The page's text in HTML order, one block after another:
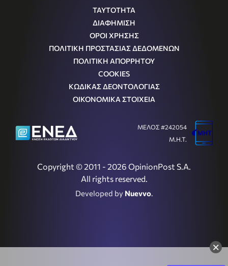
×
ΤΑΥΤΟΤΗΤΑ
ΔΙΑΦΗΜΙΣΗ
ΟΡΟΙ ΧΡΗΣΗΣ
ΠΟΛΙΤΙΚΗ ΠΡΟΣΤΑΣΙΑΣ ΔΕΔΟΜΕΝΩΝ
ΠΟΛΙΤΙΚΗ ΑΠΟΡΡΗΤΟΥ
COOKIES
ΚΩΔΙΚΑΣ ΔΕΟΝΤΟΛΟΓΙΑΣ
ΟΙΚΟΝΟΜΙΚΑ ΣΤΟΙΧΕΙΑ
Copyright © 2011 - 2026 OpinionPost S.A.
All rights reserved.
Developed by Nuevvo
ΜΕΛΟΣ #242054
Μ.Η.Τ.